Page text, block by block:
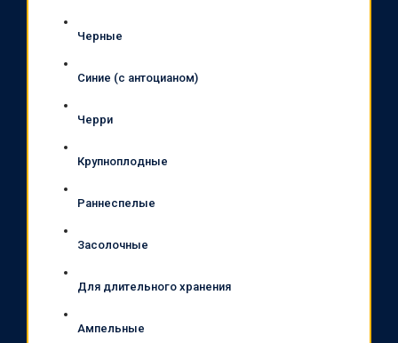
Черные
Синие (с антоцианом)
Черри
Крупноплодные
Раннеспелые
Засолочные
Для длительного хранения
Ампельные